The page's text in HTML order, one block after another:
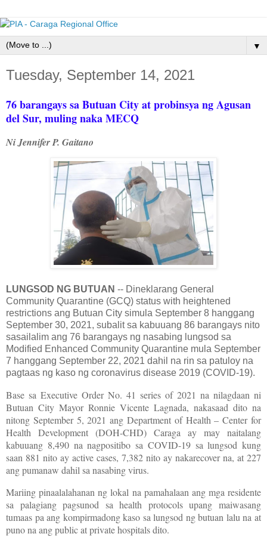
▼
Tuesday, September 14, 2021
76 barangays sa Butuan City at probinsya ng Agusan
del Sur, muling naka MECQ
Ni Jennifer P. Gaitano
LUNGSOD NG BUTUAN -- Dineklarang General
Community Quarantine (GCQ) status with heightened
restrictions ang Butuan City simula September 8 hanggang
September 30, 2021, subalit sa kabuuang 86 barangays nito
sasailalim ang 76 barangays ng nasabing lungsod sa
Modified Enhanced Community Quarantine mula September
7 hanggang September 22, 2021 dahil na rin sa patuloy na
pagtaas ng kaso ng coronavirus disease 2019 (COVID-19).
Base sa Executive Order No. 41 series of 2021 na nilagdaan ni
Butuan City Mayor Ronnie Vicente Lagnada, nakasaad dito na
nitong September 5, 2021 ang Department of Health – Center for
Health Development (DOH-CHD) Caraga ay may naitalang
kabuuang 8,490 na nagpositibo sa COVID-19 sa lungsod kung
saan 881 nito ay active cases, 7,382 nito ay nakarecover na, at 227
ang pumanaw dahil sa nasabing virus.
Mariing pinaalalahanan ng lokal na pamahalaan ang mga residente
sa palagiang pagsunod sa health protocols upang maiwasang
tumaas pa ang kompirmadong kaso sa lungsod ng butuan lalu na at
puno na ang public at private hospitals dito.